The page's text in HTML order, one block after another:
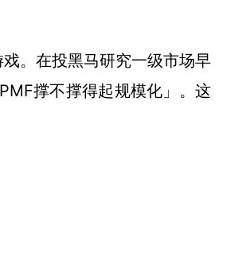
。在投黑马研究一级市场早
撑不撑得起规模化」。这